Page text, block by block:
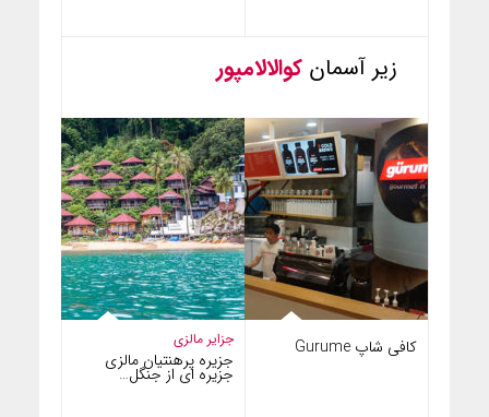
زیر آسمان کوالالامپور
جزایر مالزی
جزیره پرهنتیان مالزی
جزیره ای از جنگل…
کافی شاپ Gurume